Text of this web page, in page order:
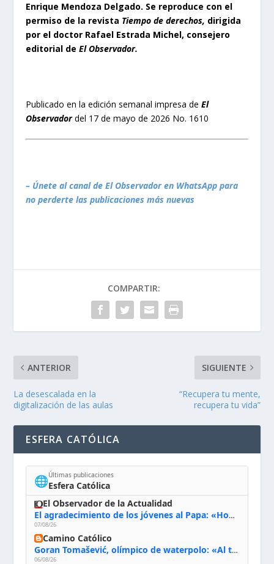
Enrique Mendoza Delgado. Se reproduce con el
permiso de la revista Tiempo de derechos, dirigida
por el doctor Rafael Estrada Michel, consejero
editorial de El Observador.
Publicado en la edición semanal impresa deEl
Observadordel 17 de mayo de 2026 No. 1610
– Únete al canal de El Observador en WhatsApp para
no perderte las publicaciones más nuevas
COMPARTIR:
ANTERIOR
La desescalada en la
digitalización de las aulas
SIGUIENTE
“Recupera tu mente,
recupera tu vida”
ESFERA CATÓLICA
🌐Últimas publicaciones
Esfera Católica
El Observador de la Actualidad
El agradecimiento de los jóvenes al Papa: «Hoy nos sentimos Iglesia»
07/08/26
Camino Católico
Goran Tomašević, olímpico de waterpolo: «Al terminar el Camino de Santiago entregué mi vida a Cristo; hablé con Dios y le dije: ‘Estoy listo; estoy a tu servicio. Puedo llevar lo que sea necesario para ti’»
06/08/26